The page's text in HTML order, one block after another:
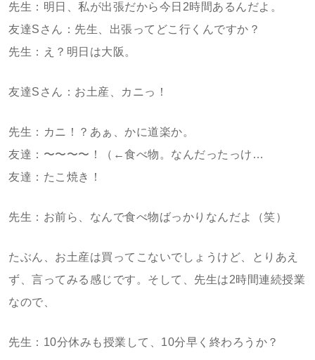
先生：明日、私が出張だから今日2時間あるんだよ。
友達Sさん：先生、出張ってどこ行くんですか？
先生：え？明日は大阪。
友達Sさん：お土産、カニっ！
先生：カニ！？あぁ、かに道楽か。
友達：〜〜〜〜！（←食べ物。なんだったっけ…
友達：たこ焼き！
先生：お前ら、なんで食べ物ばっかりなんだよ（笑）
たぶん、お土産は買ってこないでしょうけど、とりあえ
ず、言ってみる感じです。そして、先生は2時間連続授業
なので、
先生：10分休みも授業して、10分早く終わろうか？